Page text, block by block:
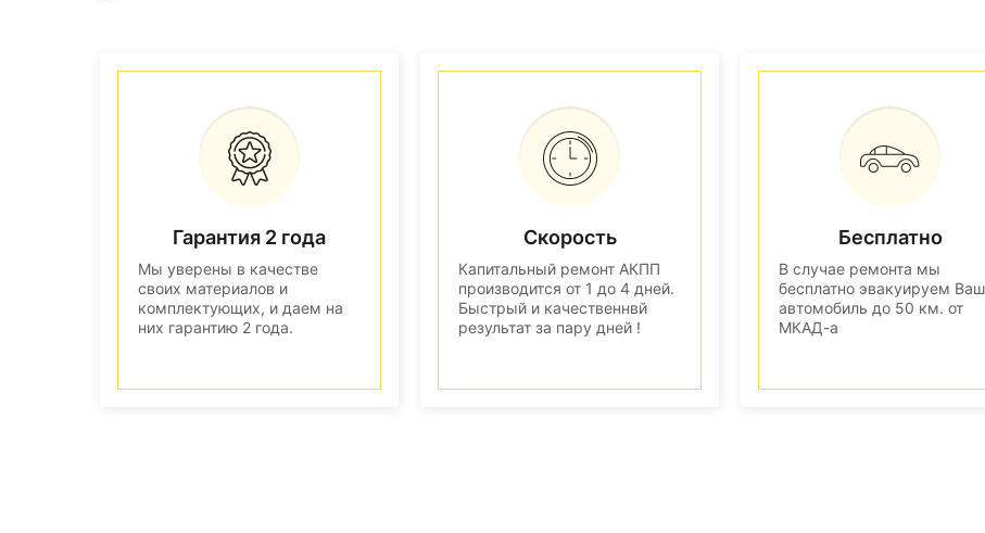
Гарантия 2 года
Мы уверены в качестве
своих материалов и
комплектующих, и даем на
них гарантию 2 года.
Скорость
Капитальный ремонт АКПП
производится от 1 до 4 дней.
Быстрый и качественнвй
результат за пару дней !
Бесплатно
В случае ремонта мы
бесплатно эвакуируем Ваш
автомобиль до 50 км. от
МКАД-а